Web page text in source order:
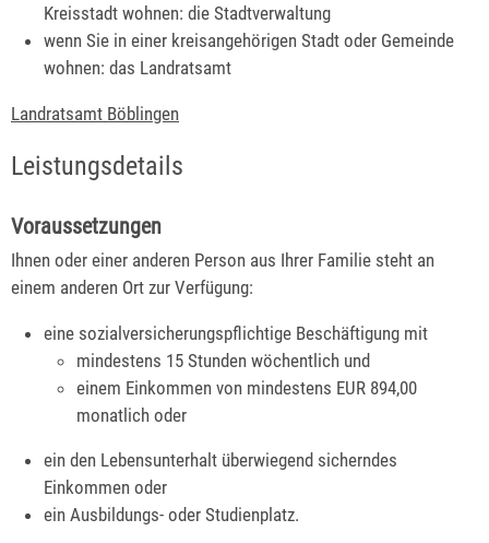
Kreisstadt wohnen: die Stadtverwaltung
wenn Sie in einer kreisangehörigen Stadt oder Gemeinde
wohnen: das Landratsamt
Landratsamt Böblingen
Leistungsdetails
Voraussetzungen
Ihnen oder einer anderen Person aus Ihrer Familie steht an
einem anderen Ort zur Verfügung:
eine sozialversicherungspflichtige Beschäftigung mit
mindestens 15 Stunden wöchentlich und
einem Einkommen von mindestens EUR 894,00
monatlich oder
ein den Lebensunterhalt überwiegend sicherndes
Einkommen oder
ein Ausbildungs- oder Studienplatz.